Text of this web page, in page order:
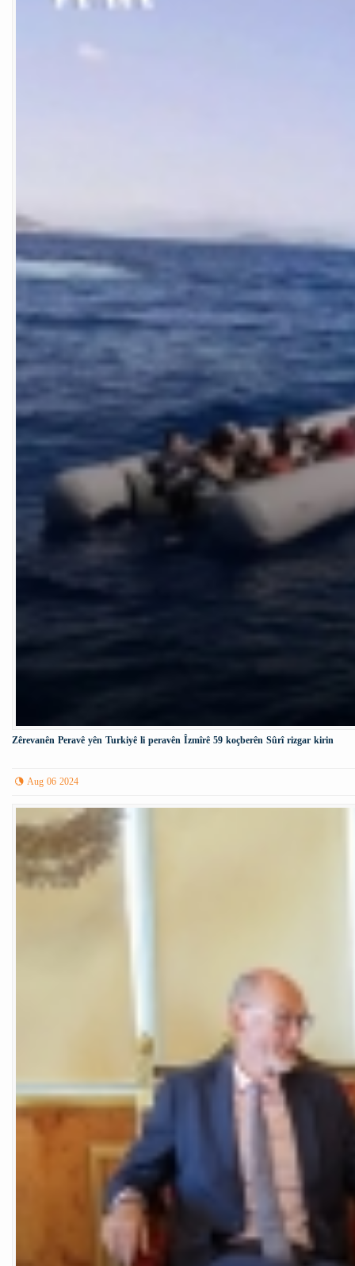
Zêrevanên Peravê yên Turkiyê li peravên Îzmîrê 59 koçberên Sûrî rizgar kirin
Aug 06 2024